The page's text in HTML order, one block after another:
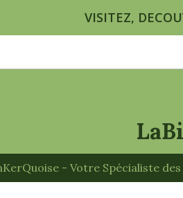
VISITEZ,
- Votre Spécialiste